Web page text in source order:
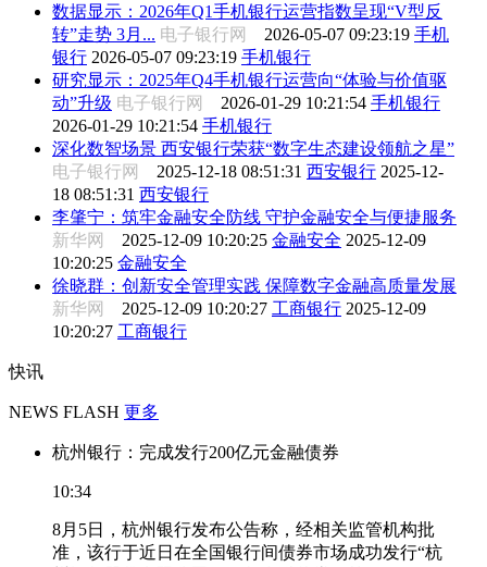
数据显示：2026年Q1手机银行运营指数呈现“V型反
转”走势 3月... 电子银行网 2026-05-07 09:23:19 手机
银行 2026-05-07 09:23:19 手机银行
研究显示：2025年Q4手机银行运营向“体验与价值驱
动”升级 电子银行网 2026-01-29 10:21:54 手机银行
2026-01-29 10:21:54 手机银行
深化数智场景 西安银行荣获“数字生态建设领航之星”
电子银行网 2025-12-18 08:51:31 西安银行 2025-12-
18 08:51:31 西安银行
李肇宁：筑牢金融安全防线 守护金融安全与便捷服务
新华网 2025-12-09 10:20:25 金融安全 2025-12-09
10:20:25 金融安全
徐晓群：创新安全管理实践 保障数字金融高质量发展
新华网 2025-12-09 10:20:27 工商银行 2025-12-09
10:20:27 工商银行
快讯
NEWS FLASH 更多
杭州银行：完成发行200亿元金融债券
10:34
8月5日，杭州银行发布公告称，经相关监管机构批
准，该行于近日在全国银行间债券市场成功发行“杭